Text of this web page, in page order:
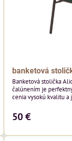
banketová
Banketová stolička
čalúnením je
cenia vysokú kvalitu
výnimočná použitím
zeleného
výrobcu Davis
g/m², čo zaručuje
Kostra je tmavo hnedá.
50 €